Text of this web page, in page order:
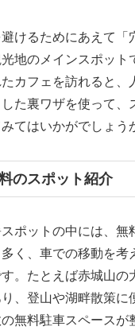
けるためにあえて「
地のメインスポット
カフェを訪れると、
た裏ワザを使って、
てはいかがでしょう
のスポット紹介
ポットの中には、無
く、車での移動を考
。たとえば赤城山の
、登山や湖畔散策に
無料駐車スペースが